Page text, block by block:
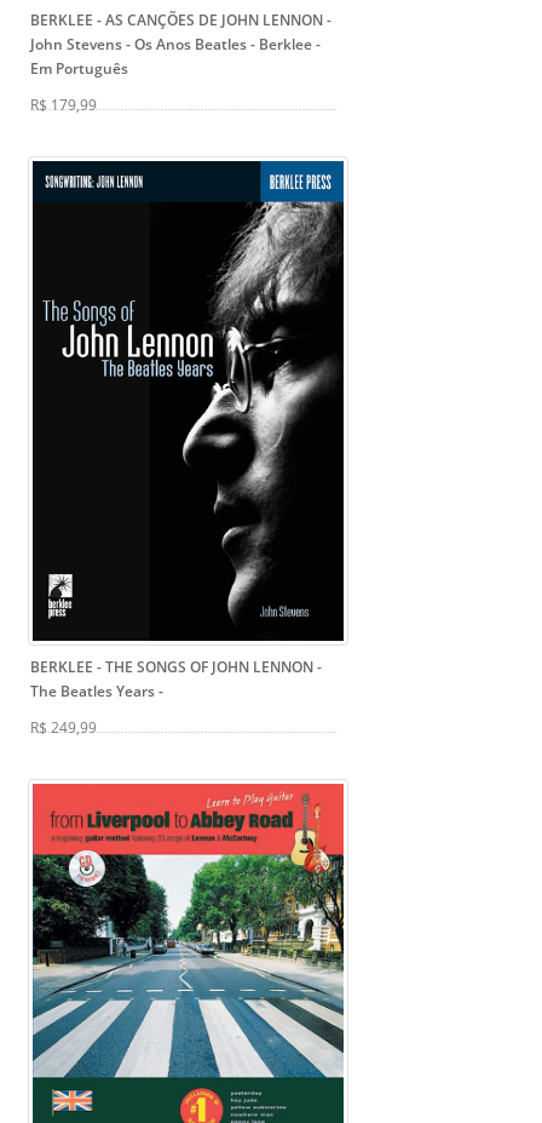
BERKLEE - AS CANÇÕES DE JOHN LENNON -
John Stevens- Os Anos Beatles - Berklee -
Em Português
R$ 179,99
BERKLEE - THE SONGS OF JOHN LENNON -
The Beatles Years-
R$ 249,99